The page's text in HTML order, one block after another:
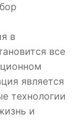
в
все
является
технологии
и